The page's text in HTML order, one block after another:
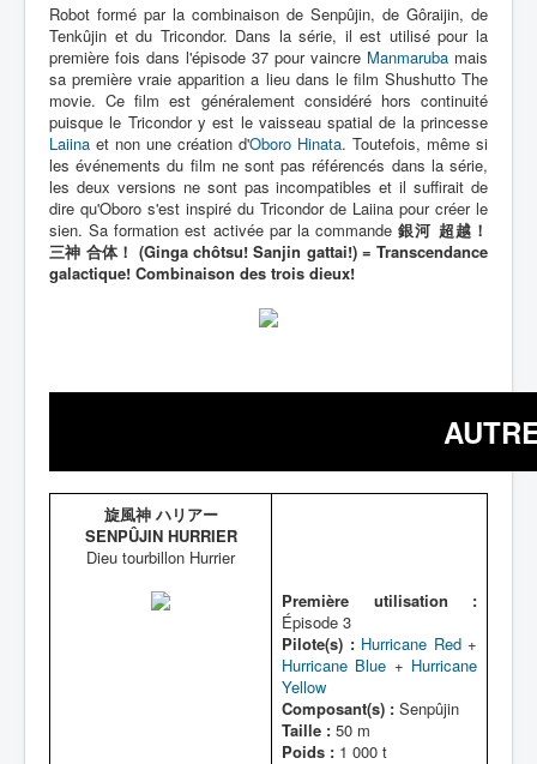
Robot formé par la combinaison de Senpûjin, de Gôraijin, de
Tenkûjin et du Tricondor. Dans la série, il est utilisé pour la
première fois dans l'épisode 37 pour vaincre Manmaruba mais
sa première vraie apparition a lieu dans le film Shushutto The
movie. Ce film est généralement considéré hors continuité
puisque le Tricondor y est le vaisseau spatial de la princesse
Laiina et non une création d'Oboro Hinata. Toutefois, même si
les événements du film ne sont pas référencés dans la série,
les deux versions ne sont pas incompatibles et il suffirait de
dire qu'Oboro s'est inspiré du Tricondor de Laiina pour créer le
sien. Sa formation est activée par la commande銀河 超越！
三神 合体！ (Ginga chôtsu! Sanjin gattai!) = Transcendance
galactique! Combinaison des trois dieux!
旋風神 ハリアー
SENPÛJIN HURRIER
Dieu tourbillon Hurrier
Première utilisation :
Épisode 3
Pilote(s) : Hurricane Red+
Hurricane Blue + Hurricane
Yellow
Composant(s) : Senpûjin
Taille : 50 m
Poids : 1 000 t